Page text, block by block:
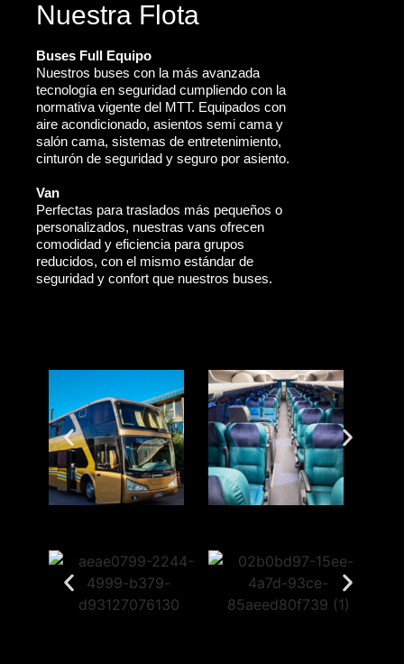
Nuestra Flota
Buses Full Equipo
Nuestros buses con la más avanzada
tecnología en seguridad cumpliendo con la
normativa vigente del MTT. Equipados con
aire acondicionado, asientos semi cama y
salón cama, sistemas de entretenimiento,
cinturón de seguridad y seguro por asiento.
Van
Perfectas para traslados más pequeños o
personalizados, nuestras vans ofrecen
comodidad y eficiencia para grupos
reducidos, con el mismo estándar de
seguridad y confort que nuestros buses.